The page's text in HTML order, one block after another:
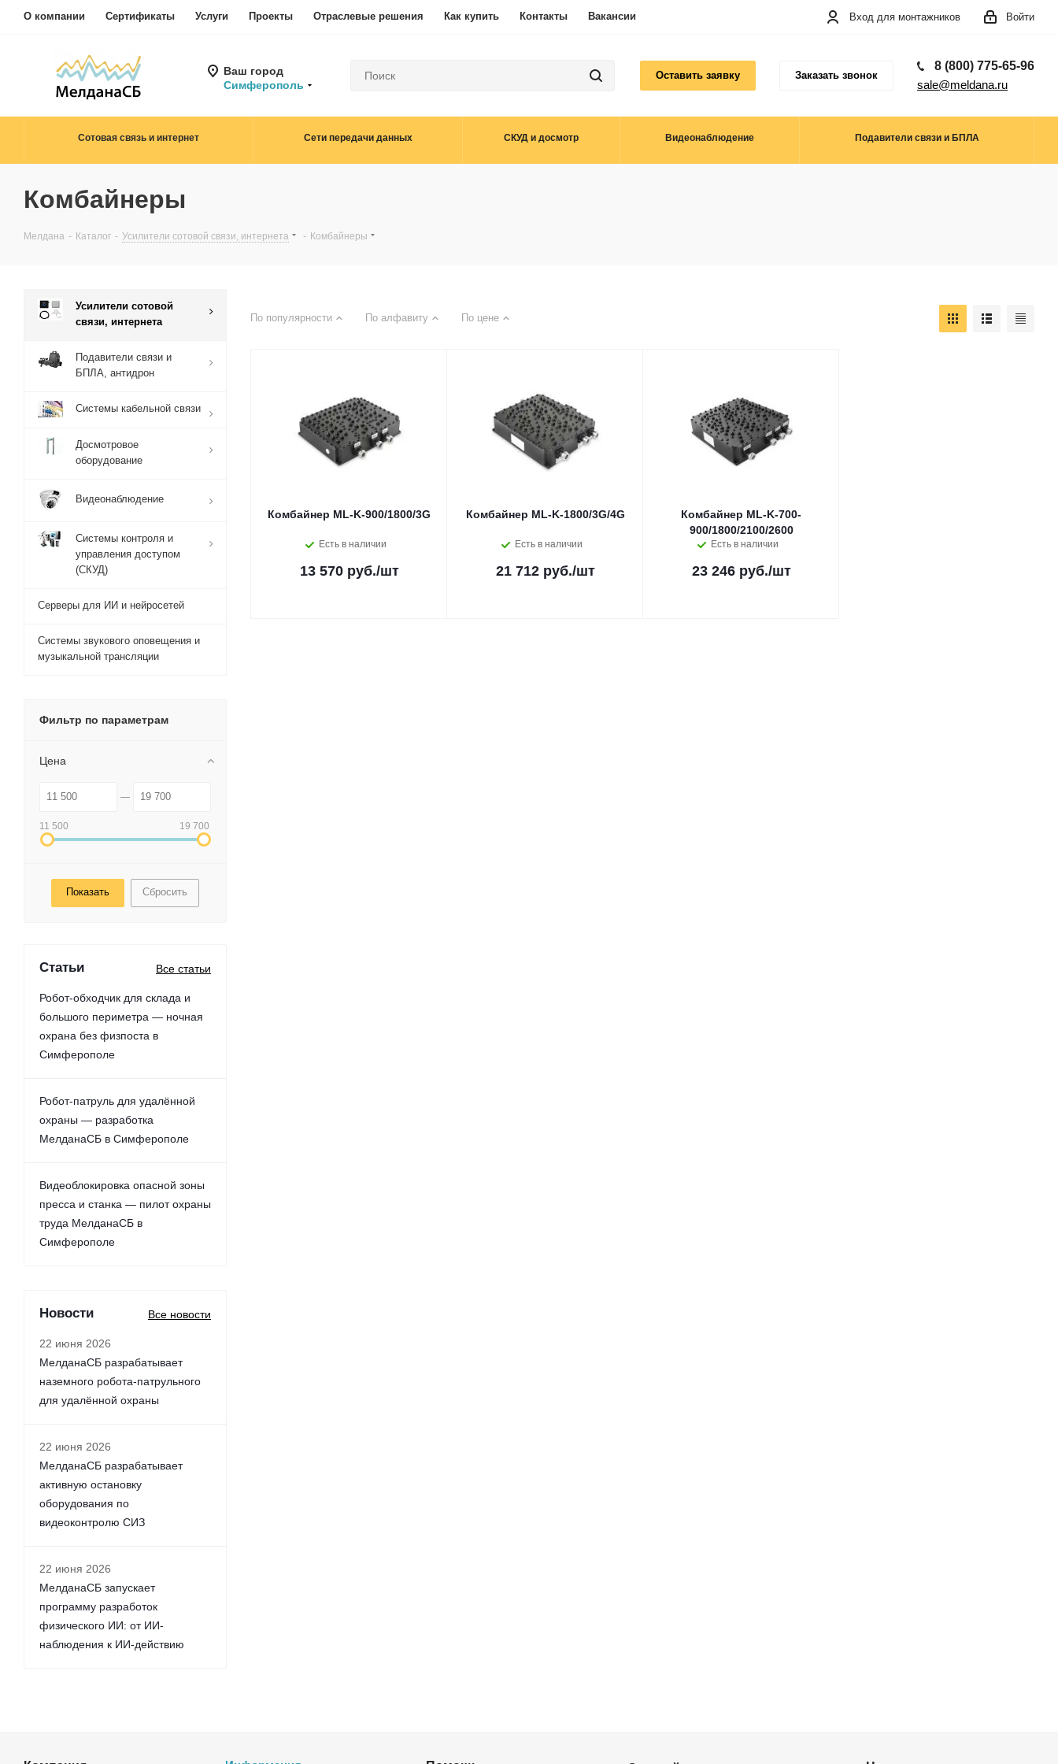
О компании Сертификаты Услуги Проекты Отраслевые решения Как купить Контакты Вакансии Войти
Вход для монтажников
Ваш город
Симферополь
Оставить заявку Заказать звонок
8 (800) 775-65-96
sale@meldana.ru
Сотовая связь и интернет Сети передачи данных СКУД и досмотр Видеонаблюдение Подавители связи и БПЛА
Комбайнеры
Мелдана - Каталог - Усилители сотовой связи, интернета - Комбайнеры
По популярности По алфавиту По цене
Комбайнер ML-K-900/1800/3G
Есть в наличии
13 570 руб./шт
Комбайнер ML-K-1800/3G/4G
Есть в наличии
21 712 руб./шт
Комбайнер ML-K-700-
900/1800/2100/2600
Есть в наличии
23 246 руб./шт
Усилители сотовой
связи, интернета
Подавители связи и
БПЛА, антидрон
Системы кабельной связи
Досмотровое
оборудование
Видеонаблюдение
Системы контроля и
управления доступом
(СКУД)
Серверы для ИИ и нейросетей
Системы звукового оповещения и
музыкальной трансляции
Фильтр по параметрам
Цена
11 500 19 700
Сбросить
Статьи Все статьи
Робот-обходчик для склада и
большого периметра — ночная
охрана без физпоста в
Симферополе
Робот-патруль для удалённой
охраны — разработка
МелданаСБ в Симферополе
Видеоблокировка опасной зоны
пресса и станка — пилот охраны
труда МелданаСБ в
Симферополе
Новости Все новости
22 июня 2026
МелданаСБ разрабатывает
наземного робота-патрульного
для удалённой охраны
22 июня 2026
МелданаСБ разрабатывает
активную остановку
оборудования по
видеоконтролю СИЗ
22 июня 2026
МелданаСБ запускает
программу разработок
физического ИИ: от ИИ-
наблюдения к ИИ-действию